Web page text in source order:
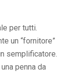
per tutti.
un “fornitore”
semplificatore.
penna da